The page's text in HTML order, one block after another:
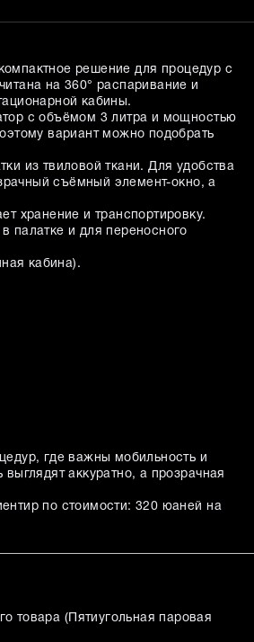
решение для процедур с
на 360° распаривание и
кабины.
с объёмом 3 литра и мощностью
вариант можно подобрать
из твиловой ткани. Для удобства
съёмный элемент-окно, а
хранение и транспортировку.
палатке и для переносного
кабина).
где важны мобильность и
аккуратно, а прозрачная
по стоимости: 320 юаней на
товара ( Пятиугольная паровая